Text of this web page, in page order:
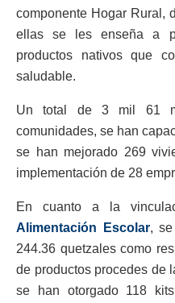
componente Hogar Rural,
ellas se les enseña a
productos nativos que
saludable.
Un total de 3 mil 61
comunidades, se han
se han mejorado 269
implementación de 28
En cuanto a la
Alimentación Escolar, se
244.36 quetzales como
de productos procedes de
se han otorgado 118